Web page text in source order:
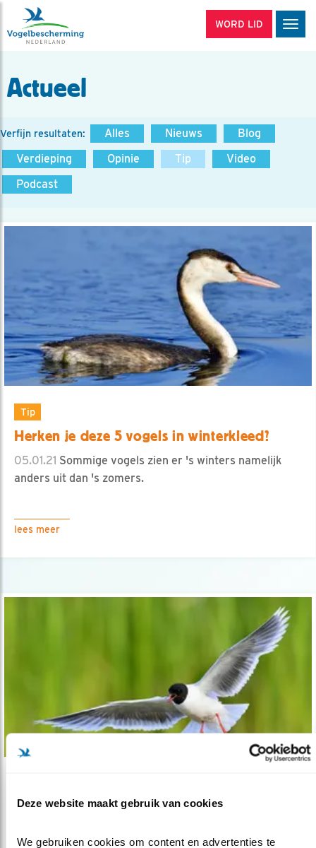
Deze website maakt gebruik van cookies
We gebruiken cookies om content en advertenties te
WORD LID
Actueel
Verfijn resultaten: Alles Nieuws
Blog
Verdieping
Opinie Tip
Video
Podcast
Tip
Herken je deze 5 vogels in winterkleed?
05.01.21 Sommige vogels zien er 's winters namelijk
anders uit dan 's zomers.
lees meer
Nieuw: De Nederlandse Meeuwengids